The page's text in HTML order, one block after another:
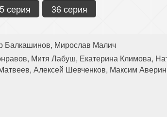
серия 36 серия
Балкашинов, Мирослав Малич
Митя Лабуш, Екатерина Климова,
Алексей Шевченков, Максим